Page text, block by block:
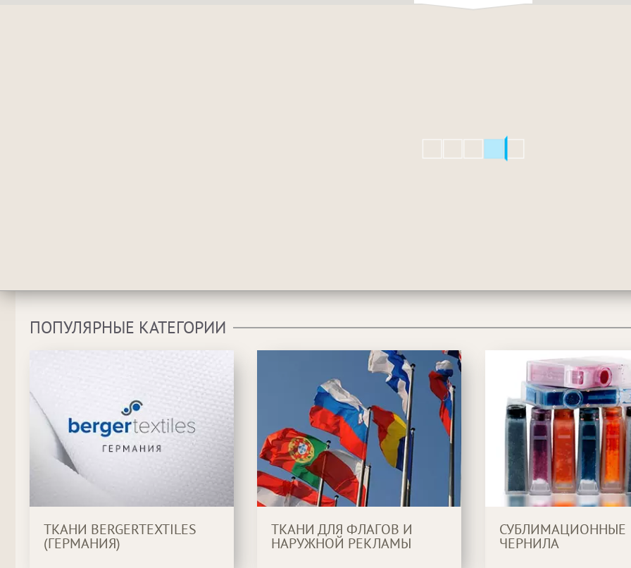
ПОПУЛЯРНЫЕ КАТЕГОРИИ
ТКАНИ BERGERTEXTILES
(ГЕРМАНИЯ)
ТКАНИ ДЛЯ ФЛАГОВ И
НАРУЖНОЙ РЕКЛАМЫ
СУБЛИМАЦИОННЫЕ
ЧЕРНИЛА